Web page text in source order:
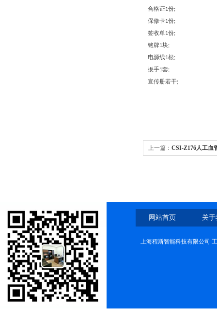
合格证1份;
保修卡1份;
签收单1份;
铭牌1块;
电源线1根;
扳手1套;
宣传册若干;
上一篇： CSI-Z176人工血
网站首页 关
上海程斯智能科技有限公司